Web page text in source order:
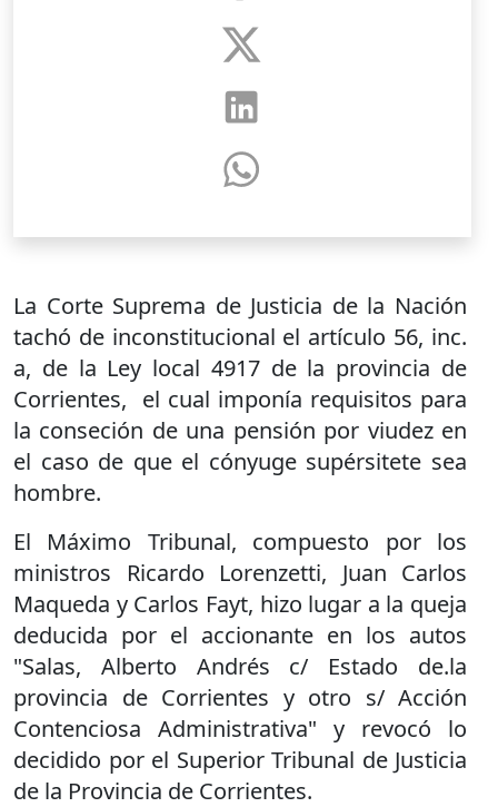
La Corte Suprema de Justicia de la Nación
tachó de inconstitucional el artículo 56, inc.
a, de la Ley local 4917 de la provincia de
Corrientes, el cual imponía requisitos para
la conseción de una pensión por viudez en
el caso de que el cónyuge supérsitete sea
hombre.
El Máximo Tribunal, compuesto por los
ministros Ricardo Lorenzetti, Juan Carlos
Maqueda y Carlos Fayt, hizo lugar a la queja
deducida por el accionante en los autos
"Salas, Alberto Andrés c/ Estado de.la
provincia de Corrientes y otro s/ Acción
Contenciosa Administrativa" y revocó lo
decidido por el Superior Tribunal de Justicia
de la Provincia de Corrientes.